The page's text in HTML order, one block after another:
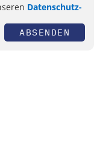
Datenschutz-
ABSENDEN